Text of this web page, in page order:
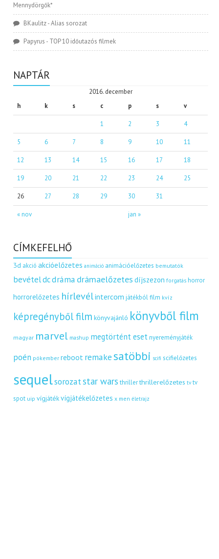
Mennydörgők*
BKaulitz-Alias sorozat
Papyrus - TOP 10 időutazós filmek
NAPTÁR
2016. december
h
k s c p s v
« nov jan »
1 2 3 4
5 6 7 8 9 10 11
12 13 14 15 16 17 18
19 20 21 22 23 24 25
26 27 28 29 30 31
CÍMKEFELHŐ
3d akció akcióelőzetes animáció animációelőzetes bemutatók
bevételdcdráma drámaelőzetes díjszezon forgatás horror
horrorelőzetes hírlevélintercom játékból film kvíz
képregényből film könyvajánló könyvből film
magyar marvel mashup megtörtént eset nyereményjáték
poén pókember reboot remakesatöbbi scifi scifielőzetes
sequelsorozatstar wars thriller thrillerelőzetes tv tv
spot uip vígjátékvígjátékelőzetes x men életrajz